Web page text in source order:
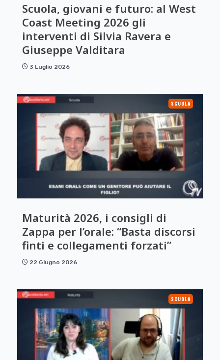
Scuola, giovani e futuro: al West
Coast Meeting 2026 gli
interventi di Silvia Ravera e
Giuseppe Valditara
3 Luglio 2026
SCUOLA
Maturità 2026, i consigli di
Zappa per l’orale: “Basta discorsi
finti e collegamenti forzati”
22 Giugno 2026
SCUOLA